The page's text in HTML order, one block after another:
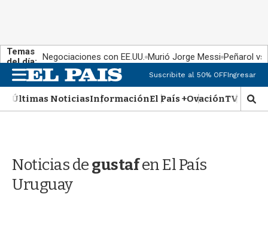
Temas
del día: Negociaciones con EE.UU. Murió Jorge Messi Peñarol
M
e
n
u
Suscribite al 50% OFFIngresar
Últimas NoticiasInformaciónEl País +OvaciónTV Show
M
o
Noticias degustafen El País
Uruguay